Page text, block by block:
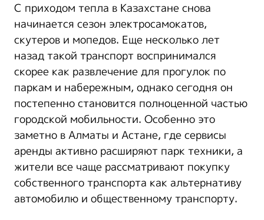
С приходом тепла в Казахстане снова
начинается сезон электросамокатов,
скутеров и мопедов. Еще несколько лет
назад такой транспорт воспринимался
скорее как развлечение для прогулок по
паркам и набережным, однако сегодня он
постепенно становится полноценной частью
городской мобильности. Особенно это
заметно в Алматы и Астане, где сервисы
аренды активно расширяют парк техники, а
жители все чаще рассматривают покупку
собственного транспорта как альтернативу
автомобилю и общественному транспорту.